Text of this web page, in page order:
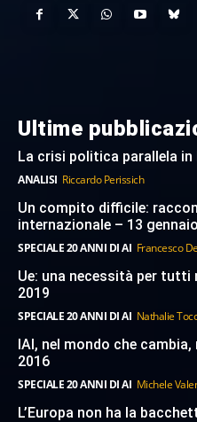
Ultime
La crisi politica parallela in
ANALISI Riccardo Perissich
Un compito difficile:
internazionale – 13
SPECIALE 20 ANNI DI AI Francesco
Ue: una necessità per tutti
2019
SPECIALE 20 ANNI DI AI Nathalie
IAI, nel mondo che
2016
SPECIALE 20 ANNI DI AI Michele
L’Europa non ha la